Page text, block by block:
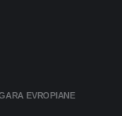
EVROPIANE